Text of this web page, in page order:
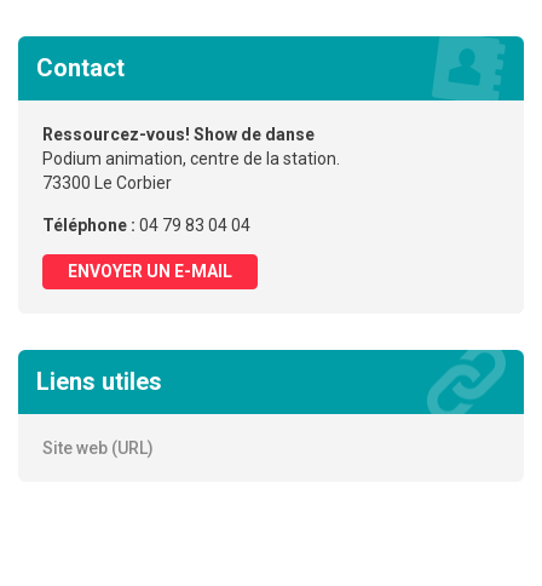
Contact
Ressourcez-vous! Show de danse
Podium animation, centre de la station.
73300 Le Corbier
Téléphone : 04 79 83 04 04
ENVOYER UN E-MAIL
Liens utiles
Site web (URL)